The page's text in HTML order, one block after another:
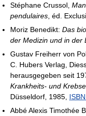
Stéphane Crussol,
pendulaires , éd.
Moriz Benedikt: Das
der Medizin und in der
Gustav Freiherr von
C. Hubers Verlag,
herausgegeben seit
Krankheits- und
Düsseldorf, 1985,
Abbé Alexis Timothée